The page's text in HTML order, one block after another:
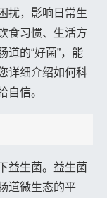
扰，影响日常生
食习惯、生活方
道的“好菌”，能
详细介绍如何科
自信。
益生菌。益生菌
道微生态的平